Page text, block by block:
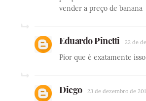
vender a preço de banana
Eduardo Pinetti 22 de
Pior que é exatamente
Diego 23 de dezembro de